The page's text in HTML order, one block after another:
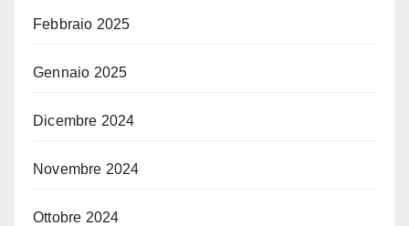
Febbraio 2025
Gennaio 2025
Dicembre 2024
Novembre 2024
Ottobre 2024